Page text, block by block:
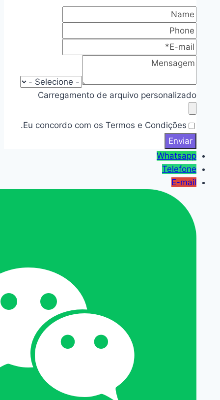
Carregamento de arquivo personalizado
Eu concordo com os Termos e Condições.
Whatsapp
Telefone
E-mail